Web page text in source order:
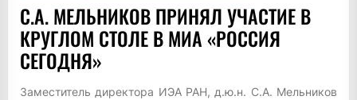
С.А. МЕЛЬНИКОВ ПРИНЯЛ УЧАСТИЕ В
КРУГЛОМ СТОЛЕ В МИА «РОССИЯ
СЕГОДНЯ»
Заместитель директора ИЭА РАН, д.ю.н. С.А. Мельников